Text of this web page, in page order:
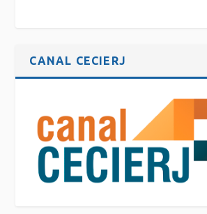
CANAL CECIERJ